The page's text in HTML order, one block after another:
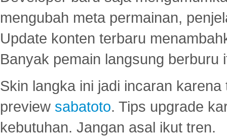
mengubah meta permainan,
Update konten terbaru
Banyak pemain langsung berburu
Skin langka ini jadi incaran
preview sabatoto. Tips upgrade
kebutuhan. Jangan asal ikut tren.